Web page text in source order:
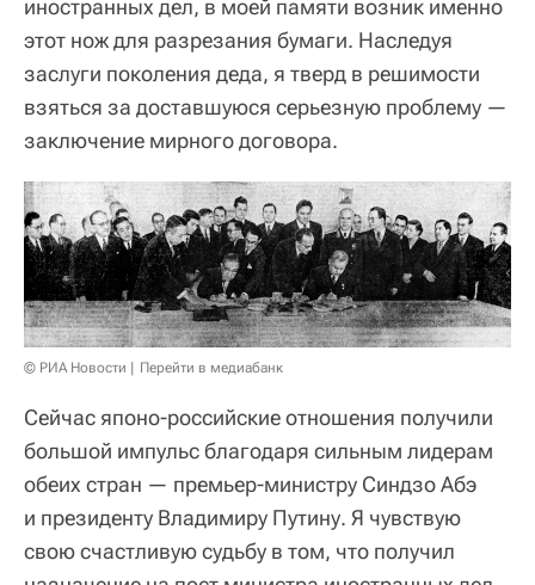
иностранных дел, в моей памяти возник именно
этот нож для разрезания бумаги. Наследуя
заслуги поколения деда, я тверд в решимости
взяться за доставшуюся серьезную проблему —
заключение мирного договора.
© РИА Новости Перейти в медиабанк
Сейчас японо-российские отношения получили
большой импульс благодаря сильным лидерам
обеих стран — премьер-министру Синдзо Абэ
и президенту Владимиру Путину. Я чувствую
свою счастливую судьбу в том, что получил